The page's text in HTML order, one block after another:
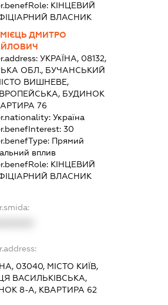
КІНЦЕВИЙ
ВЛАСНИК
ДМИТРО
УКРАЇНА, 08132,
ОБЛ., БУЧАНСЬКИЙ
ВИШНЕВЕ,
БУДИНОК
76
Україна
30
Прямий
вплив
КІНЦЕВИЙ
ВЛАСНИК
03040, МІСТО КИЇВ,
ВАСИЛЬКІВСЬКА,
8-А, КВАРТИРА 62